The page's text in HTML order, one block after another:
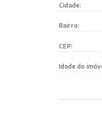
Cidade:
Bairro:
CEP:
Idade do